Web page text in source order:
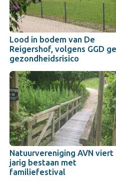
Lood in bodem van De
Reigershof, volgens GGD
gezondheidsrisico
Natuurvereniging AVN viert
jarig bestaan met
familiefestival